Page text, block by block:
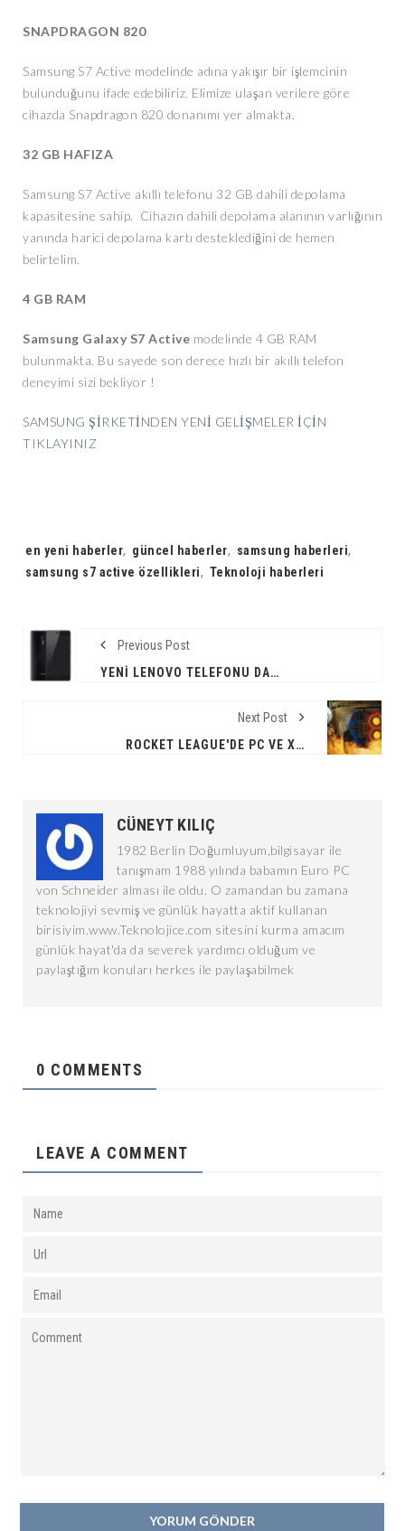
SNAPDRAGON 820
Samsung S7 Active modelinde adına yakışır bir işlemcinin
bulunduğunu ifade edebiliriz. Elimize ulaşan verilere göre
cihazda Snapdragon 820 donanımı yer almakta.
32 GB HAFIZA
Samsung S7 Active akıllı telefonu 32 GB dahili depolama
kapasitesine sahip. Cihazın dahili depolama alanının varlığının
yanında harici depolama kartı desteklediğini de hemen
belirtelim.
4 GB RAM
Samsung Galaxy S7 Active modelinde 4 GB RAM
bulunmakta. Bu sayede son derece hızlı bir akıllı telefon
deneyimi sizi bekliyor !
SAMSUNG ŞİRKETİNDEN YENİ GELİŞMELER İÇİN
TIKLAYINIZ
Tags:
en yeni haberler, güncel haberler, samsung haberleri,
samsung s7 active özellikleri, Teknoloji haberleri
Previous Post
YENI LENOVO TELEFONU DAKIKALAR İÇINDE TÜKENDI !
Next Post
ROCKET LEAGUE'DE PC VE XBOX OYUNCULARI BULUŞUYOR
CÜNEYT KILIÇ
1982 Berlin Doğumluyum,bilgisayar ile
tanışmam 1988 yılında babamın Euro PC
von Schneider alması ile oldu. O zamandan bu zamana
teknolojiyi sevmiş ve günlük hayatta aktif kullanan
birisiyim.www.Teknolojice.com sitesini kurma amacım
günlük hayat'da da severek yardımcı olduğum ve
paylaştığım konuları herkes ile paylaşabilmek
0 COMMENTS
LEAVE A COMMENT